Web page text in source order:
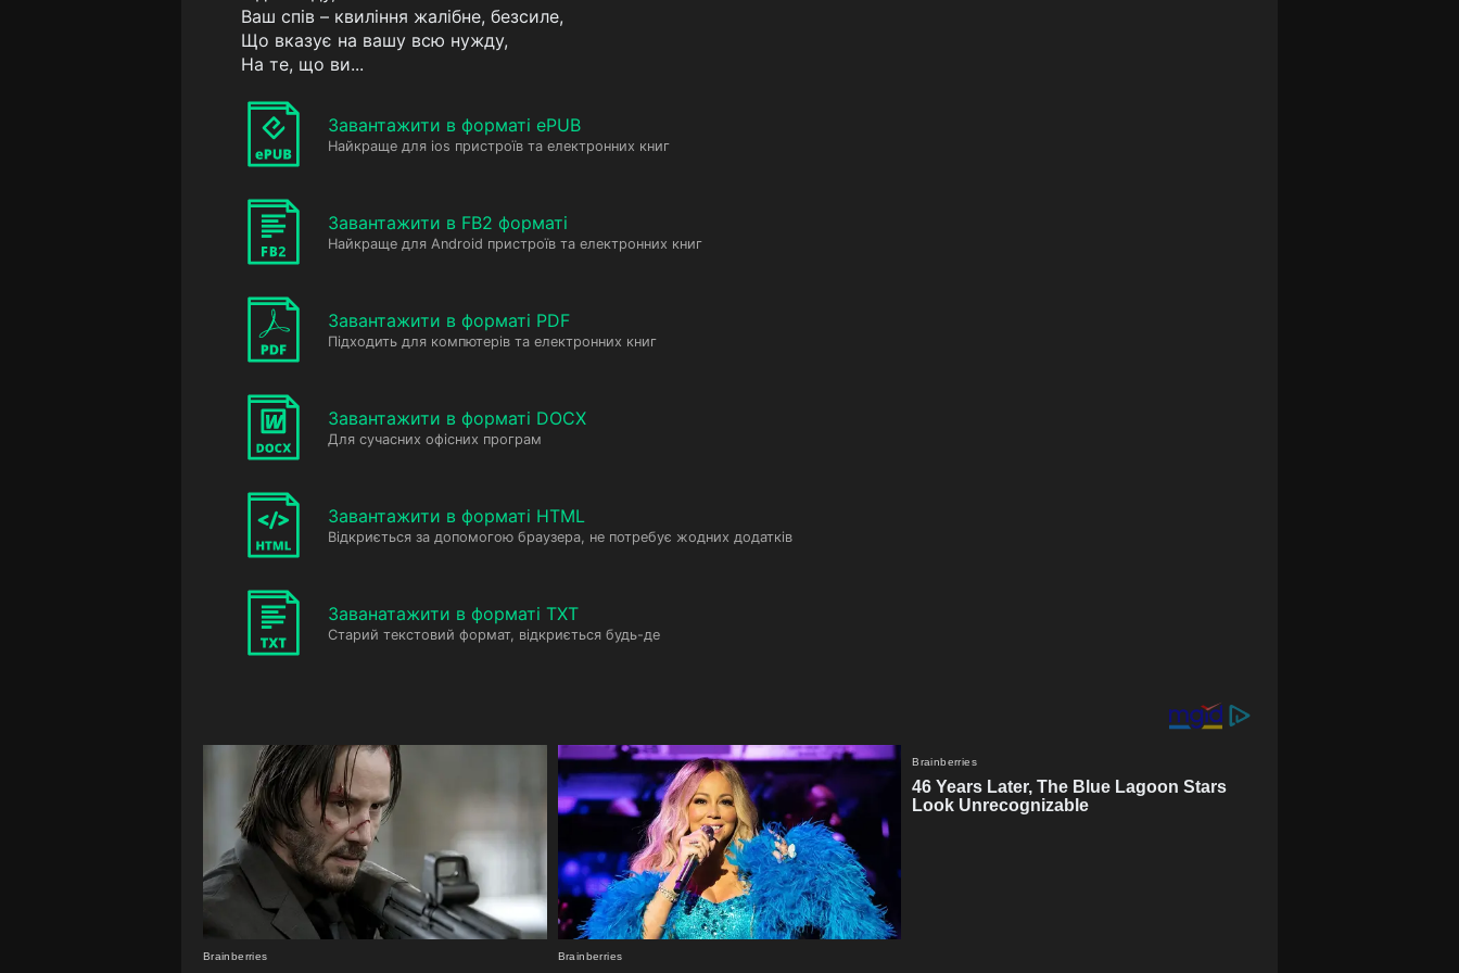
Ваш спів – квиління жалібне, безсиле,
Що вказує на вашу всю нужду,
На те, що ви...
Завантажити в форматі ePUB
Найкраще для ios пристроїв та електронних книг
Завантажити в FB2 форматі
Найкраще для Android пристроїв та електронних книг
Завантажити в форматі PDF
Підходить для компютерів та електронних книг
Завантажити в форматі DOCX
Для сучасних офісних програм
Завантажити в форматі HTML
Відкриється за допомогою браузера, не потребує жодних додатків
Заванатажити в форматі TXT
Старий текстовий формат, відкриється будь-де